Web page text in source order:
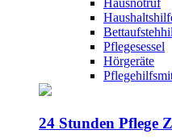
Hausnotruf
Pflegesessel
Hörgeräte
24 Stunden Pflege